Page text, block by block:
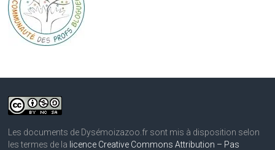
Les documents de Dysémoizazoo.fr sont mis à disposition selon
les termes de la licence Creative Commons Attribution – Pas